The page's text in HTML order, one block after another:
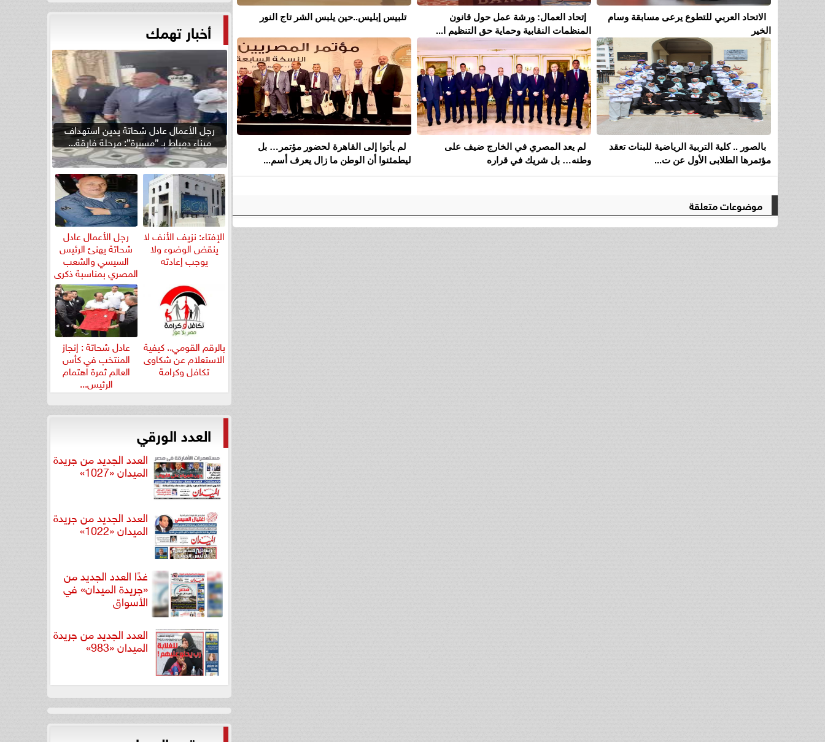
الاتحاد العربي للتطوع يرعى مسابقة وسام
الخير
إتحاد العمال: ورشة عمل حول قانون
المنظمات النقابية وحماية حق التنظيم ا...
تلبيس إبليس..حين يلبس الشر تاج النور
بالصور .. كلية التربية الرياضية للبنات تعقد
مؤتمرها الطلابى الأول عن ت...
لم يعد المصري في الخارج ضيف على
وطنه… بل شريك في قراره
لم يأتوا إلى القاهرة لحضور مؤتمر… بل
ليطمئنوا أن الوطن ما زال يعرف أسم...
موضوعات متعلقة
أخبار تهمك
رجل الأعمال عادل شحاتة يدين استهداف
ميناء دمياط بـ ”مسيرة”: مرحلة فارقة...
الإفتاء: نزيف الأنف لا
ينقض الوضوء ولا
يوجب إعادته
رجل الأعمال عادل
شحاتة يهنئ الرئيس
السيسي والشعب
المصري بمناسبة ذكرى
ثورة...
بالرقم القومي.. كيفية
الاستعلام عن شكاوى
تكافل وكرامة
عادل شحاتة : إنجاز
المنتخب في كأس
العالم ثمرة اهتمام
الرئيس...
العدد الورقي
العدد الجديد من جريدة
الميدان «1027»
العدد الجديد من جريدة
الميدان «1022»
غدًا العدد الجديد من
«جريدة الميدان» في
الأسواق
العدد الجديد من جريدة
الميدان «983»